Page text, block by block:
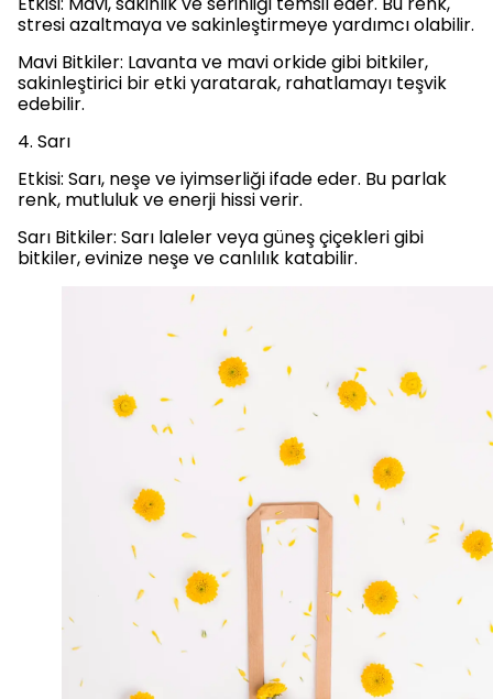
stresi azaltmaya ve sakinleştirmeye yardımcı olabilir.
Mavi Bitkiler: Lavanta ve mavi orkide gibi bitkiler,
sakinleştirici bir etki yaratarak, rahatlamayı teşvik
edebilir.
4. Sarı
Etkisi: Sarı, neşe ve iyimserliği ifade eder. Bu parlak
renk, mutluluk ve enerji hissi verir.
Sarı Bitkiler: Sarı laleler veya güneş çiçekleri gibi
bitkiler, evinize neşe ve canlılık katabilir.